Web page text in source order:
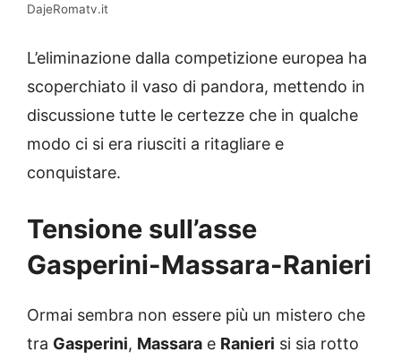
DajeRomatv.it
L’eliminazione dalla competizione europea ha
scoperchiato il vaso di pandora, mettendo in
discussione tutte le certezze che in qualche
modo ci si era riusciti a ritagliare e
conquistare.
Tensione sull’asse
Gasperini-Massara-Ranieri
Ormai sembra non essere più un mistero che
tra Gasperini, Massara e Ranieri si sia rotto